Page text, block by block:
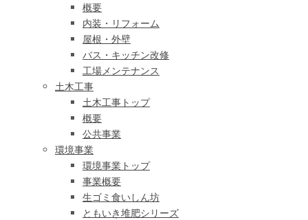
概要
内装・リフォーム
屋根・外壁
バス・キッチン改修
工場メンテナンス
土木工事
土木工事トップ
概要
公共事業
環境事業
環境事業トップ
事業概要
生ゴミ食いしん坊
ともいき堆肥シリーズ